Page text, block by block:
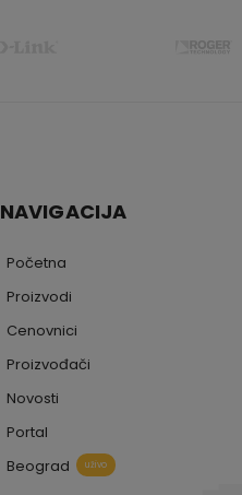
NAVIGACIJA
Početna
Proizvodi
Cenovnici
Proizvođači
Novosti
Portal
Beograd
uživo